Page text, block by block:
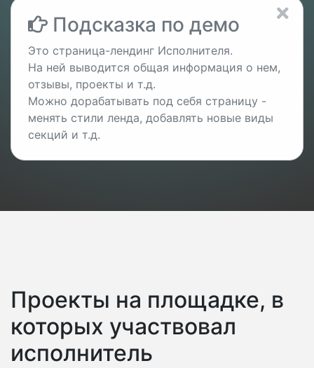
Подсказка по демо
Это страница-лендинг Исполнителя.
На ней выводится общая информация о нем,
отзывы, проекты и т.д.
Можно дорабатывать под себя страницу -
менять стили ленда, добавлять новые виды
секций и т.д.
Проекты на площадке, в
которых участвовал
исполнитель